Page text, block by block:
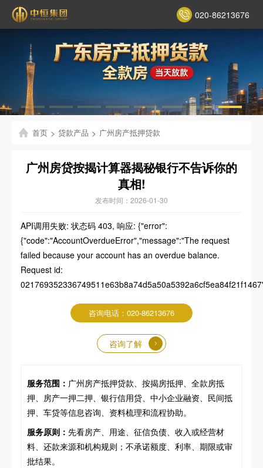
020-86213676
首页 > 贷款产品 > 广州房产抵押贷款
广州房贷按揭计算器揭秘银行不告诉你的
真相!
发布时间：2026-01-30
API调用失败: 状态码 403, 响应: {"error":
{"code":"AccountOverdueError","message":"The request
failed because your account has an overdue balance.
Request id:
咨询电话：020-86213676
咨询了解
服务范围： 广州房产抵押贷款、按揭房抵押、全款房抵
押、房产一押二押、银行信用贷、中小企业融资、民间抵
押、车贷等信息咨询、资料梳理和流程协助。
服务原则： 先看房产、用途、征信负债、收入或经营材
料、还款来源和机构规则；不承诺额度、利率、期限或审
批结果。